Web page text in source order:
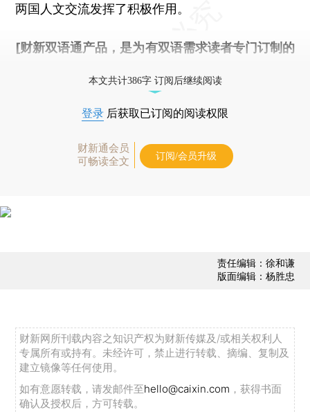
两国人文交流发挥了积极作用。
[财新双语通产品，是为有双语需求读者专门订制的
本文共计386字 订阅后继续阅读
登录 后获取已订阅的阅读权限
财新通会员
可畅读全文
订阅/会员升级
责任编辑：徐和谦
版面编辑：杨胜忠
财新网所刊载内容之知识产权为财新传媒及/或相关权利人
专属所有或持有。未经许可，禁止进行转载、摘编、复制及
建立镜像等任何使用。
如有意愿转载，请发邮件至hello@caixin.com ，获得书面
确认及授权后，方可转载。